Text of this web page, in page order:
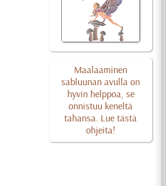
Maalaaminen
sabluunan avulla on
hyvin helppoa, se
onnistuu keneltä
tahansa. Lue tästä
ohjeita!